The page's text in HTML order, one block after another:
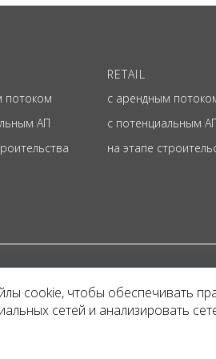
потоком
АП
RETAIL
с арендным
с потенциальным
на этапе
Представленная на
и не является
cookie, чтобы обеспечивать
сетей и анализировать